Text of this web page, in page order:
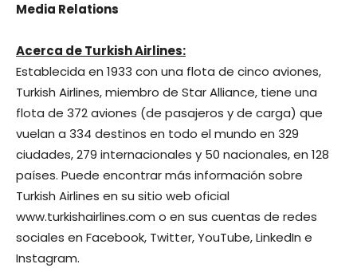
​​​​​Media Relations
Acerca de Turkish Airlines:
​Establecida en 1933 con una flota de cinco aviones,
Turkish Airlines, miembro de Star Alliance, tiene una
flota de 372 aviones (de pasajeros y de carga) que
vuelan a 334 destinos en todo el mundo en 329
ciudades, 279 internacionales y 50 nacionales, en 128
países. Puede encontrar más información sobre
Turkish Airlines en su sitio web oficial
www.turkishairlines.com o en sus cuentas de redes
sociales en Facebook, Twitter, YouTube, LinkedIn e
Instagram.